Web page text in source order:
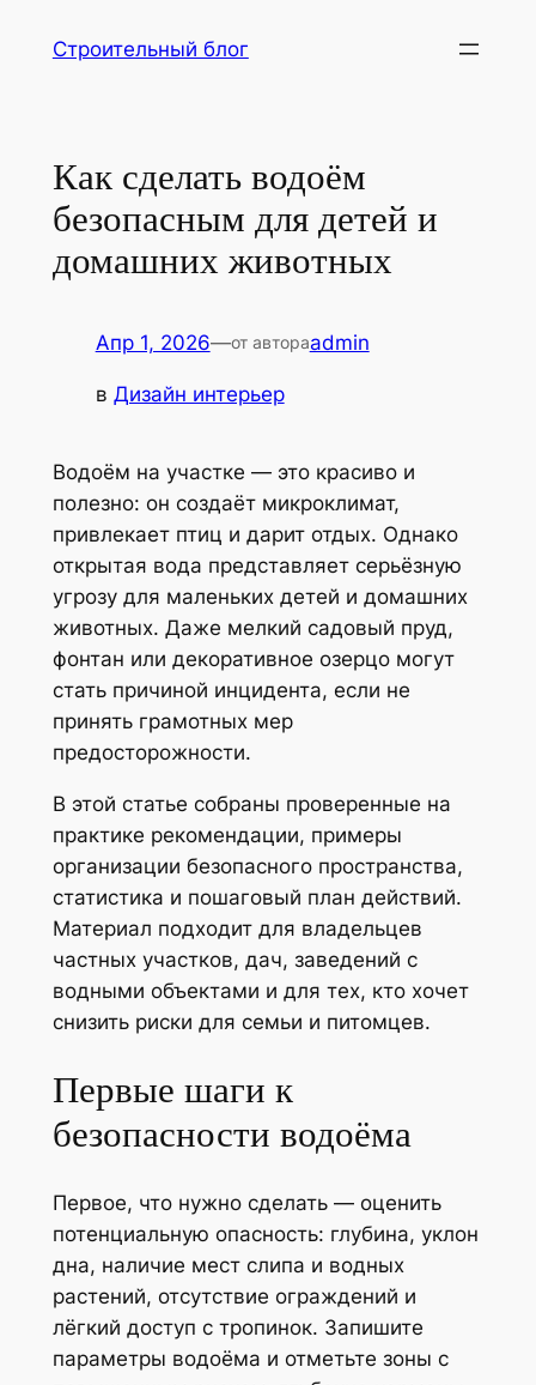
Строительный блог
Как сделать водоём
безопасным для детей и
домашних животных
Апр 1, 2026—от автораadmin
в Дизайн интерьер
Водоём на участке — это красиво и
полезно: он создаёт микроклимат,
привлекает птиц и дарит отдых. Однако
открытая вода представляет серьёзную
угрозу для маленьких детей и домашних
животных. Даже мелкий садовый пруд,
фонтан или декоративное озерцо могут
стать причиной инцидента, если не
принять грамотных мер
предосторожности.
В этой статье собраны проверенные на
практике рекомендации, примеры
организации безопасного пространства,
статистика и пошаговый план действий.
Материал подходит для владельцев
частных участков, дач, заведений с
водными объектами и для тех, кто хочет
снизить риски для семьи и питомцев.
Первые шаги к
безопасности водоёма
Первое, что нужно сделать — оценить
потенциальную опасность: глубина, уклон
дна, наличие мест слипа и водных
растений, отсутствие ограждений и
лёгкий доступ с тропинок. Запишите
параметры водоёма и отметьте зоны с